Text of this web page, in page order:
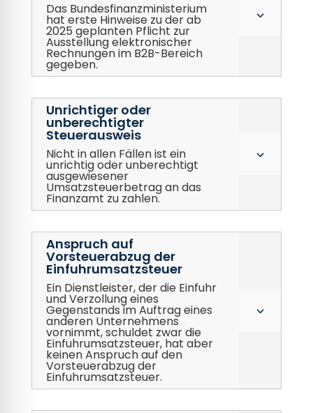
Das Bundesfinanzministerium
hat erste Hinweise zu der ab
2025 geplanten Pflicht zur
Ausstellung elektronischer
Rechnungen im B2B-Bereich
gegeben.
3
Unrichtiger oder
unberechtigter
Steuerausweis
Nicht in allen Fällen ist ein
unrichtig oder unberechtigt
ausgewiesener
Umsatzsteuerbetrag an das
Finanzamt zu zahlen.
3
Anspruch auf
Vorsteuerabzug der
Einfuhrumsatzsteuer
Ein Dienstleister, der die Einfuhr
und Verzollung eines
Gegenstands im Auftrag eines
anderen Unternehmens
vornimmt, schuldet zwar die
Einfuhrumsatzsteuer, hat aber
keinen Anspruch auf den
Vorsteuerabzug der
Einfuhrumsatzsteuer.
3